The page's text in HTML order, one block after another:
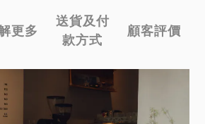
更多
送貨及付
款方式
顧客評價